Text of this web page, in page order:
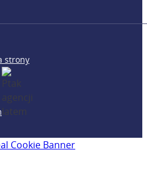
strony
Cookie Banner